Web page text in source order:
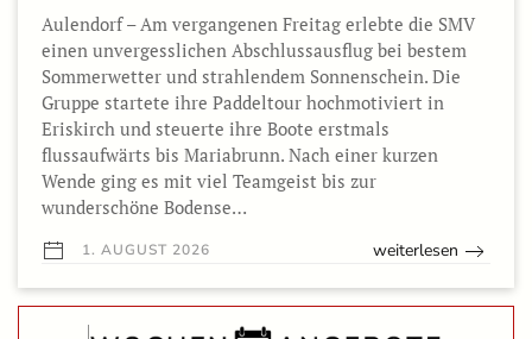
Aulendorf – Am vergangenen Freitag erlebte die SMV
einen unvergesslichen Abschlussausflug bei bestem
Sommerwetter und strahlendem Sonnenschein. Die
Gruppe startete ihre Paddeltour hochmotiviert in
Eriskirch und steuerte ihre Boote erstmals
flussaufwärts bis Mariabrunn. Nach einer kurzen
Wende ging es mit viel Teamgeist bis zur
wunderschöne Bodense…
1. AUGUST 2026 weiterlesen